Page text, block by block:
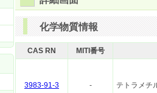
化学物質情報
CAS RN MITI番号
3983-91-3 - テトラメチ